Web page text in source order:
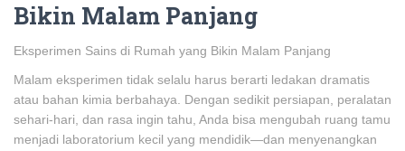
Bikin Malam Panjang
Eksperimen Sains di Rumah yang Bikin Malam Panjang
Malam eksperimen tidak selalu harus berarti ledakan dramatis
atau bahan kimia berbahaya. Dengan sedikit persiapan, peralatan
sehari-hari, dan rasa ingin tahu, Anda bisa mengubah ruang tamu
menjadi laboratorium kecil yang mendidik—dan menyenangkan